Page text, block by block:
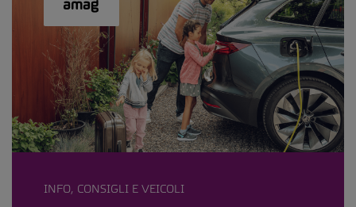
INFO, CONSIGLI E VEICOLI